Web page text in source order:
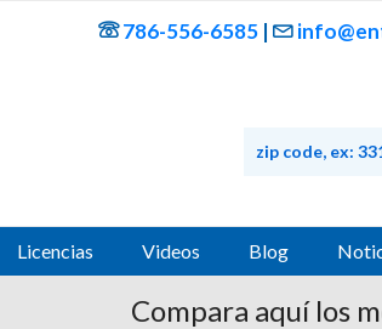
786-556-6585 |
Licencias Videos Blog
Compara aquí los